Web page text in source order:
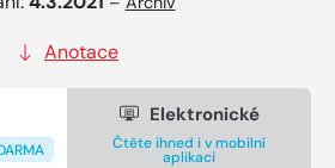
Anotace
Elektronické
Čtěte ihned i v mobilní
aplikaci